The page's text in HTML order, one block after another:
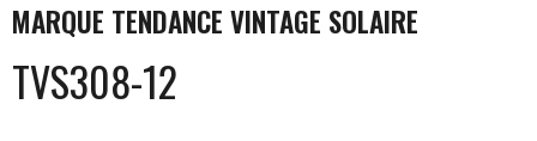
MARQUE TENDANCE VINTAGE SOLAIRE
TVS308-12